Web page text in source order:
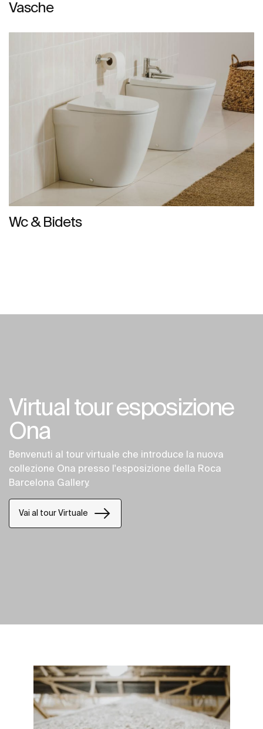
Vasche
Wc & Bidets
Virtual tour esposizione
Ona
Benvenuti al tour virtuale che introduce la nuova
collezione Ona presso l'esposizione della Roca
Barcelona Gallery.
Vai al tour Virtuale